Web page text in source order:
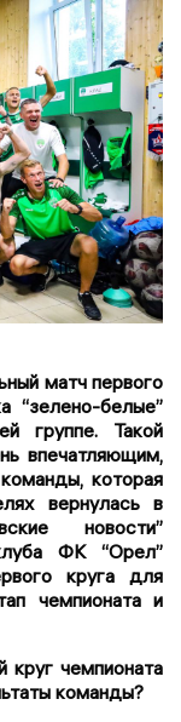
матч первого
“зелено-белые”
группе. Такой
впечатляющим,
которая
вернулась в
новости”
ФК “Орел”
круга для
чемпионата и
чемпионата
команды?